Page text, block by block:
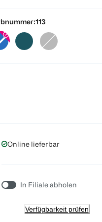
113
Online lieferbar
In Filiale abholen
Verfügbarkeit prüfen